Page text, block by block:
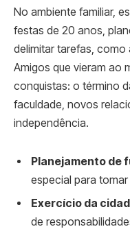
No ambiente familiar,
festas de 20 anos,
delimitar tarefas, como
Amigos que vieram ao
conquistas: o término
faculdade, novos
independência.
Planejamento de
especial para
Exercício da
de